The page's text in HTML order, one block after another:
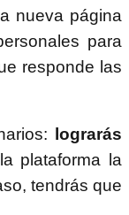
nueva página
para
responde las
lograrás
plataforma la
tendrás que